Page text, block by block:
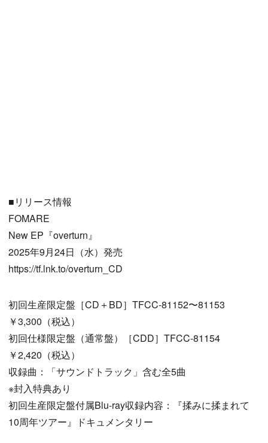
■リリース情報
FOMARE
New EP『overturn』
2025年9月24日（水）発売
https://tf.lnk.to/overturn_CD
初回生産限定盤［CD＋BD］TFCC-81152〜81153
￥3,300（税込）
初回仕様限定盤（通常盤）［CDD］TFCC-81154
￥2,420（税込）
収録曲：「サウンドトラック」含む全5曲
※封入特典あり
初回生産限定盤付属Blu-ray収録内容：『揉みに揉まれて
10周年ツアー』ドキュメンタリー